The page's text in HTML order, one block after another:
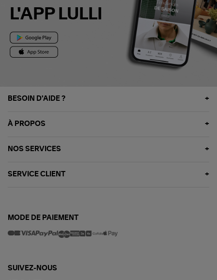
L'APP LULLI
BESOIN D'AIDE ?
À PROPOS
NOS SERVICES
SERVICE CLIENT
MODE DE PAIEMENT
SUIVEZ-NOUS